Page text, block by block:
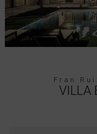
Fran
VILLA